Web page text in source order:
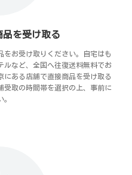
を受け取る
お受け取りください。自宅はも
ルなど、全国へ往復送料無料でお
ある店舗で直接商品を受け取る
受取の時間帯を選択の上、事前に